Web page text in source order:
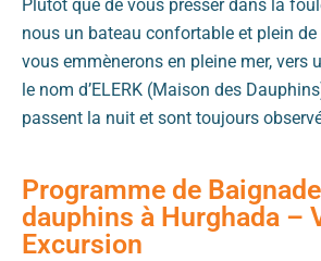
Plutôt que de vous presser dans la
nous un bateau confortable et plein
vous emmènerons en pleine mer, vers
le nom d’ELERK (Maison des
passent la nuit et sont toujours
Programme de
dauphins à Hurghada –
Excursion